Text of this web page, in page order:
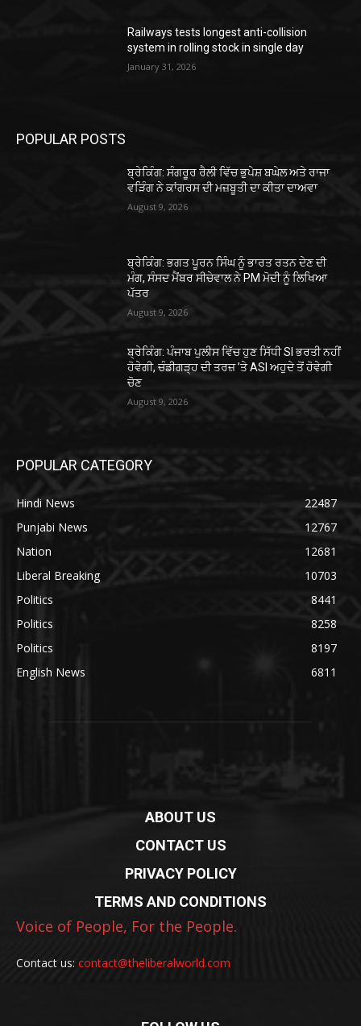
Railways tests longest anti-collision
system in rolling stock in single day
January 31, 2026
POPULAR POSTS
ਬ੍ਰੇਕਿੰਗ: ਸੰਗਰੂਰ ਰੈਲੀ ਵਿੱਚ ਭੁਪੇਸ਼ ਬਘੇਲ ਅਤੇ ਰਾਜਾ
ਵੜਿੰਗ ਨੇ ਕਾਂਗਰਸ ਦੀ ਮਜ਼ਬੂਤੀ ਦਾ ਕੀਤਾ ਦਾਅਵਾ
August 9, 2026
ਬ੍ਰੇਕਿੰਗ: ਭਗਤ ਪੂਰਨ ਸਿੰਘ ਨੂੰ ਭਾਰਤ ਰਤਨ ਦੇਣ ਦੀ
ਮੰਗ, ਸੰਸਦ ਮੈਂਬਰ ਸੀਚੇਵਾਲ ਨੇ PM ਮੋਦੀ ਨੂੰ ਲਿਖਿਆ
ਪੱਤਰ
August 9, 2026
ਬ੍ਰੇਕਿੰਗ: ਪੰਜਾਬ ਪੁਲੀਸ ਵਿੱਚ ਹੁਣ ਸਿੱਧੀ SI ਭਰਤੀ ਨਹੀਂ
ਹੋਵੇਗੀ, ਚੰਡੀਗੜ੍ਹ ਦੀ ਤਰਜ਼ ’ਤੇ ASI ਅਹੁਦੇ ਤੋਂ ਹੋਵੇਗੀ
ਚੋਣ
August 9, 2026
POPULAR CATEGORY
Hindi News
22487
Punjabi News
12767
Nation
12681
Liberal Breaking
10703
Politics
8441
Politics
8258
Politics
8197
English News
6811
ABOUT US
CONTACT US
PRIVACY POLICY
TERMS AND CONDITIONS
Voice of People, For the People.
Contact us: contact@theliberalworld.com